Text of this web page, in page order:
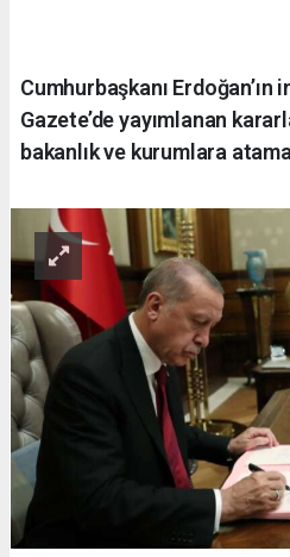
Cumhurbaşkanı Erdoğan’ın
Gazete’de yayımlanan
bakanlık ve kurumlara